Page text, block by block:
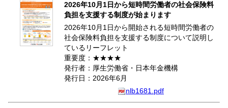
2026年10月1日から短時間労働者の社会保険料
負担を支援する制度が始まります
2026年10月1日から開始される短時間労働者の
社会保険料負担を支援する制度について説明し
ているリーフレット
重要度：★★★★
発行者：厚生労働省・日本年金機構
発行日：2026年6月
nlb1681.pdf